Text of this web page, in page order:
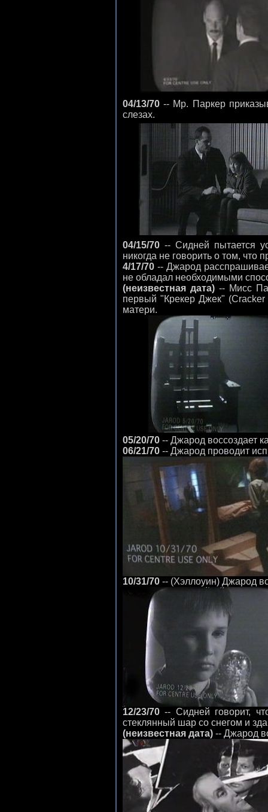
04/13/70 -- Мр. Паркер
слезах.
04/15/70 -- Сидней пытается
никогда не говорить о том, что
4/17/70 -- Джарод
не обладал необходимыми
(неизвестная дата)-- Мисс
первый "Крекер Джек"
матери.
05/20/70 -- Джарод воссоздает
06/21/70 -- Джарод проводит
10/31/70 -- (Хэллоуин) Джарод
12/23/70 -- Сидней говорит,
стеклянный шар со снегом и
(неизвестная дата) -- Джарод